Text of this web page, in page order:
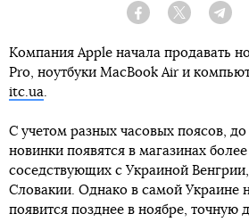
Facebook Twitter
Компания Apple начала продавать
Pro, ноутбуки MacBook Air и
itc.ua.
С учетом разных часовых поясов,
новинки появятся в магазинах
соседствующих с Украиной
Словакии. Однако в самой Украине
появится позднее в ноябре, точную